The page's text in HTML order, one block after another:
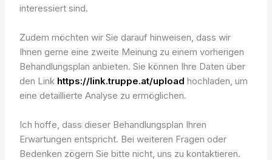
interessiert sind.
Zudem möchten wir Sie darauf hinweisen, dass wir
Ihnen gerne eine zweite Meinung zu einem vorherigen
Behandlungsplan anbieten. Sie können Ihre Daten über
den Link https://link.truppe.at/upload hochladen, um
eine detaillierte Analyse zu ermöglichen.
Ich hoffe, dass dieser Behandlungsplan Ihren
Erwartungen entspricht. Bei weiteren Fragen oder
Bedenken zögern Sie bitte nicht, uns zu kontaktieren.